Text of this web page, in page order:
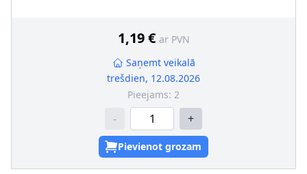
1,19 € ar PVN
Saņemt veikalā
trešdien, 12.08.2026
Pieejams: 2
- +
Pievienot grozam